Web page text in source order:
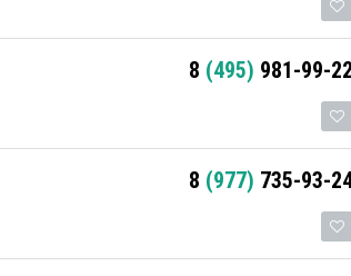
8 (495) 981-99-22
8 (977) 735-93-